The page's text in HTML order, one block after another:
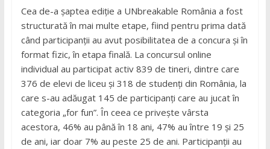
Cea de-a șaptea ediție a UNbreakable România a fost
structurată în mai multe etape, fiind pentru prima dată
când participanții au avut posibilitatea de a concura și în
format fizic, în etapa finală. La concursul online
individual au participat activ 839 de tineri, dintre care
376 de elevi de liceu și 318 de studenți din România, la
care s-au adăugat 145 de participanți care au jucat în
categoria „for fun”. În ceea ce privește vârsta
acestora, 46% au până în 18 ani, 47% au între 19 și 25
de ani, iar doar 7% au peste 25 de ani. Participanții au